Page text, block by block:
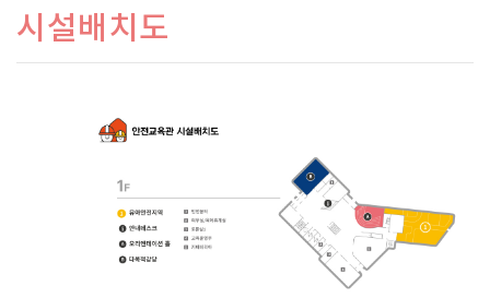
시설배치도